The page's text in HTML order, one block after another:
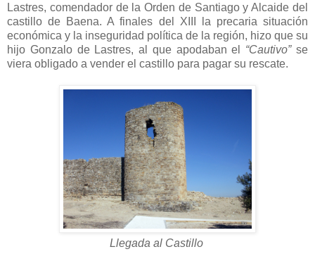
Lastres, comendador de la Orden de Santiago y Alcaide del
castillo de Baena. A finales del XIII la precaria situación
económica y la inseguridad política de la región, hizo que su
hijo Gonzalo de Lastres, al que apodaban el “Cautivo”se
viera obligado a vender el castillo para pagar su rescate.
Llegada al Castillo